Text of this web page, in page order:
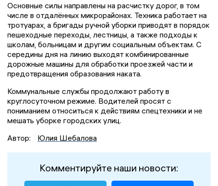
Основные силы направлены на расчистку дорог, в том
числе в отдалённых микрорайонах. Техника работает на
тротуарах, а бригады ручной уборки приводят в порядок
пешеходные переходы, лестницы, а также подходы к
школам, больницам и другим социальным объектам. С
середины дня на линию выходят комбинированные
дорожные машины для обработки проезжей части и
предотвращения образования наката.
Коммунальные службы продолжают работу в
круглосуточном режиме. Водителей просят с
пониманием относиться к действиям спецтехники и не
мешать уборке городских улиц.
Автор:
Юлия Шебалова
Комментируйте наши новости: